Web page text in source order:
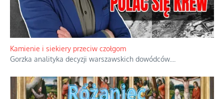
Kamienie i siekiery przeciw czołgom
Gorzka analityka decyzji warszawskich dowódców.